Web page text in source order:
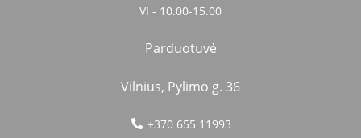
VI - 10.00-15.00
Parduotuvė
Vilnius, Pylimo g. 36
+370 655 11993